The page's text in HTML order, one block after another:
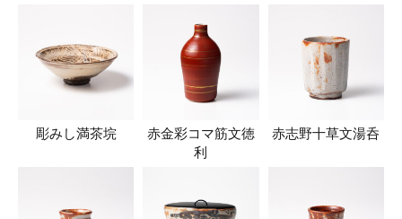
彫みし満茶垸
赤金彩コマ筋文徳
利
赤志野十草文湯呑